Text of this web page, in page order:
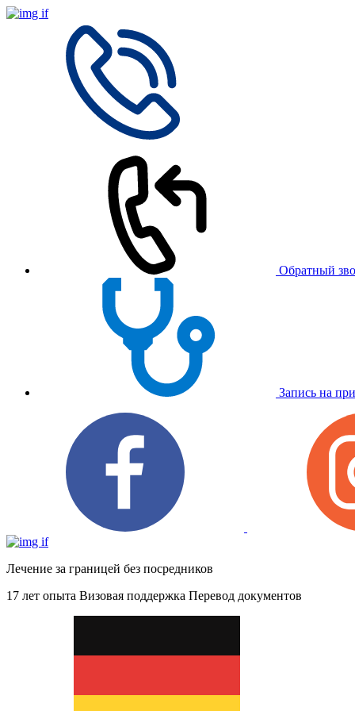
Обратный
Запись на
Лечение за границей без посредников
17 лет опыта Визовая поддержка Перевод документов